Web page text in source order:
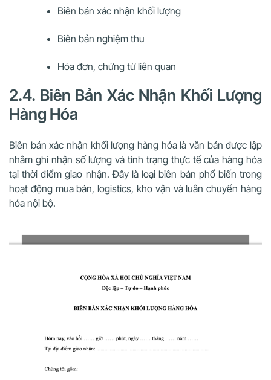
Biên bản xác nhận khối lượng
Biên bản nghiệm thu
Hóa đơn, chứng từ liên quan
2.4. Biên Bản Xác Nhận Khối Lượng
Hàng Hóa
Biên bản xác nhận khối lượng hàng hóa là văn bản được lập
nhằm ghi nhận số lượng và tình trạng thực tế của hàng hóa
tại thời điểm giao nhận. Đây là loại biên bản phổ biến trong
hoạt động mua bán, logistics, kho vận và luân chuyển hàng
hóa nội bộ.